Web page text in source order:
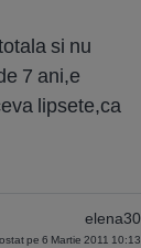
si nu
7 ani,e
lipsete,ca
elena30
pe 6 Martie 2011 10:13